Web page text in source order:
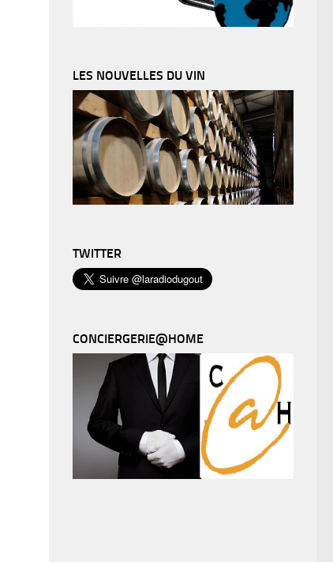
LES NOUVELLES DU VIN
TWITTER
CONCIERGERIE@HOME